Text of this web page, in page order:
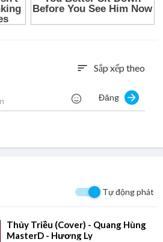
sort Sắp xếp theo
Đăng
Tự động phát
⁣Thủy Triều (Cover) - Quang Hùng
MasterD - Hương Ly